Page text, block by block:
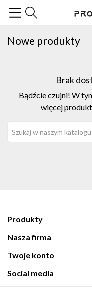
Nowe produkty
Brak
Bądźcie czujni! W
więcej
Produkty
Nasza firma
Twoje konto
Social media